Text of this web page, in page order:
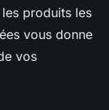
produits les
vous donne
vos